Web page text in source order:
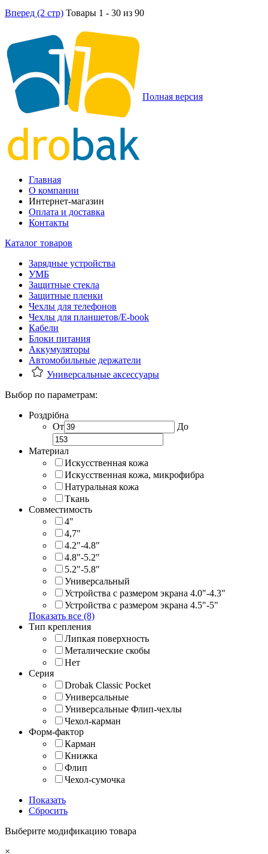
Вперед (2 стр) Товары 1 - 30 из 90
Полная версия
Главная
О компании
Интернет-магазин
Оплата и доставка
Контакты
Каталог товаров
Зарядные устройства
УМБ
Защитные стекла
Защитные пленки
Чехлы для телефонов
Чехлы для планшетов/E-book
Кабели
Блоки питания
Аккумуляторы
Автомобильные держатели
Универсальные аксессуары
Выбор по параметрам:
Роздрібна
От
До
Материал
Искусственная кожа
Искусственная кожа, микрофибра
Натуральная кожа
Ткань
Совместимость
4"
4,7"
4.2"-4.8"
4.8"-5.2"
5.2"-5.8"
Универсальный
Устройства с размером экрана 4.0"-4.3"
Устройства с размером экрана 4.5"-5"
Показать все (8)
Тип крепления
Липкая поверхность
Металические скобы
Нет
Серия
Drobak Classic Pocket
Универсальные
Универсальные Флип-чехлы
Чехол-карман
Форм-фактор
Карман
Книжка
Флип
Чехол-сумочка
Показать
Сбросить
Выберите модификацию товара
×